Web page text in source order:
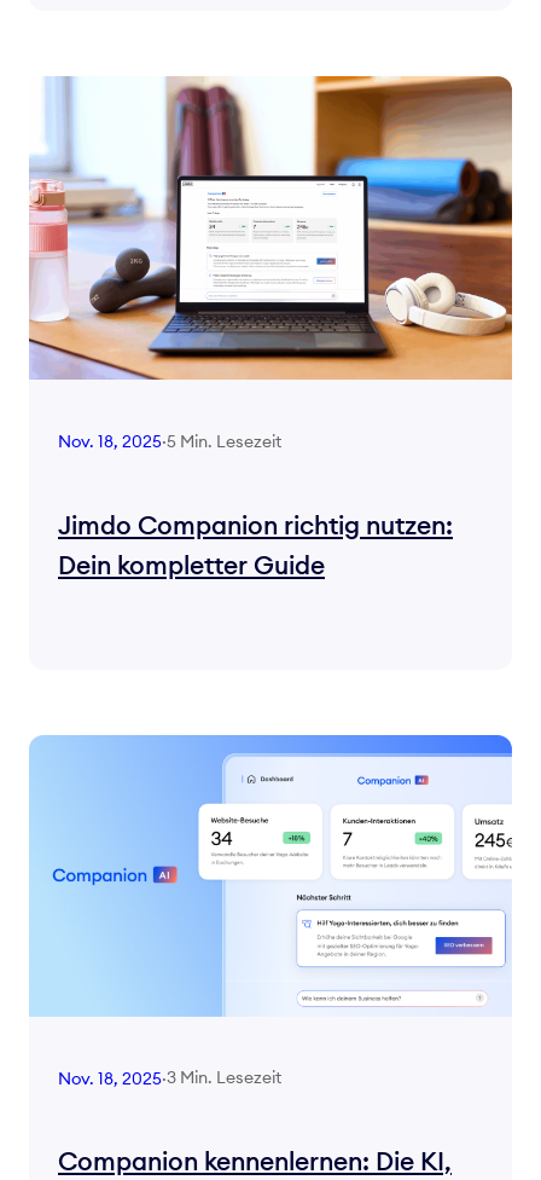
Nov. 18, 2025·5 Min. Lesezeit
Jimdo Companion richtig nutzen:
Dein kompletter Guide
Nov. 18, 2025·3 Min. Lesezeit
Companion kennenlernen: Die KI,